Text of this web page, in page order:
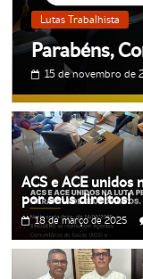
Lutas Trabalhista
Parabéns,
15 de novembro de
ACS e ACE unidos
por seus direitos!
18 de março de 2025